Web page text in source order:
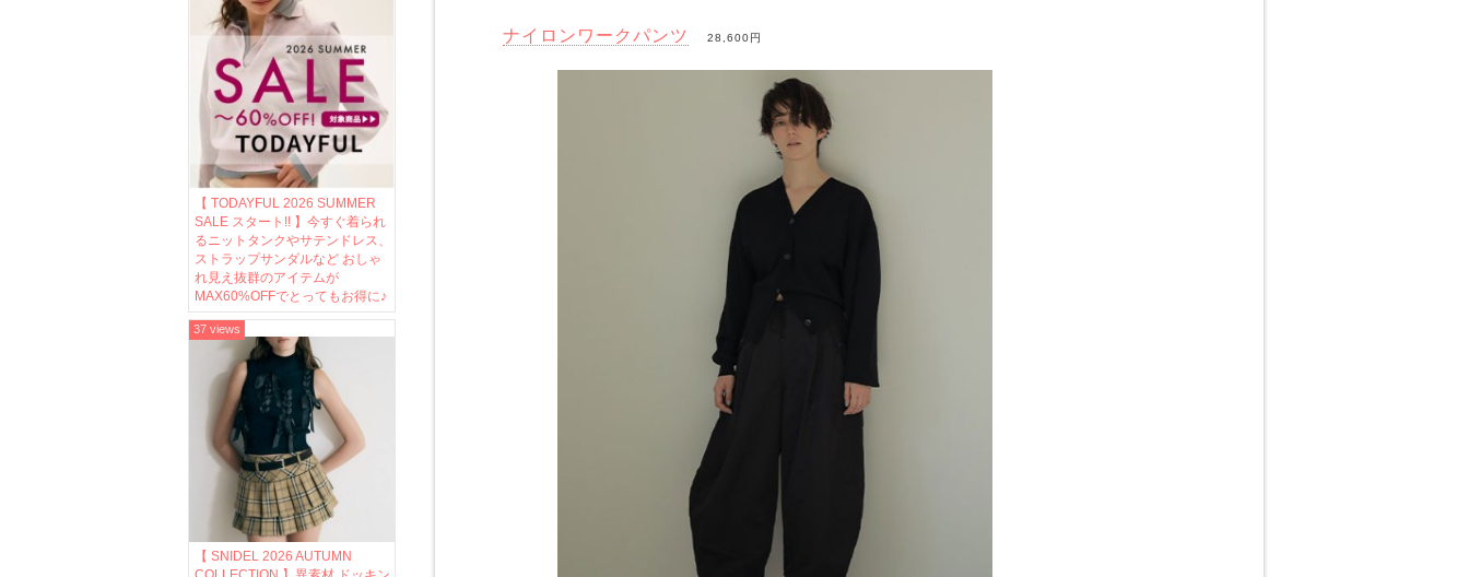
【 TODAYFUL 2026 SUMMER
SALE スタート!! 】今すぐ着られ
るニットタンクやサテンドレス、
ストラップサンダルなど おしゃ
れ見え抜群のアイテムが
MAX60%OFFでとってもお得に♪
【 SNIDEL 2026 AUTUMN
37 views
ナイロンワークパンツ 28,600円